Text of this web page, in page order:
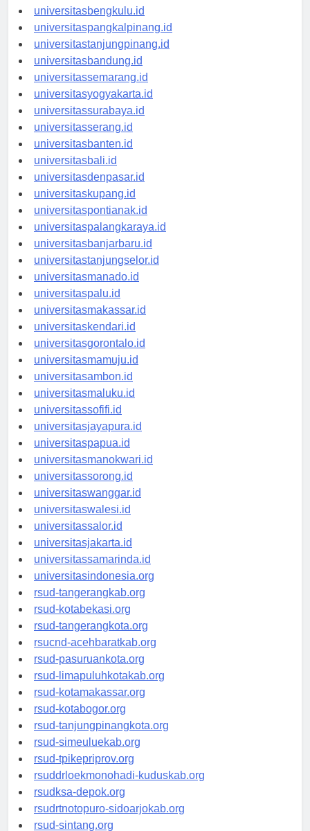
universitaspalembang.id
universitasbengkulu.id
universitaspangkalpinang.id
universitastanjungpinang.id
universitasbandung.id
universitassemarang.id
universitasyogyakarta.id
universitassurabaya.id
universitasserang.id
universitasbanten.id
universitasbali.id
universitasdenpasar.id
universitaskupang.id
universitaspontianak.id
universitaspalangkaraya.id
universitasbanjarbaru.id
universitastanjungselor.id
universitasmanado.id
universitaspalu.id
universitasmakassar.id
universitaskendari.id
universitasgorontalo.id
universitasmamuju.id
universitasambon.id
universitasmaluku.id
universitassofifi.id
universitasjayapura.id
universitaspapua.id
universitasmanokwari.id
universitassorong.id
universitaswanggar.id
universitaswalesi.id
universitassalor.id
universitasjakarta.id
universitassamarinda.id
universitasindonesia.org
rsud-tangerangkab.org
rsud-kotabekasi.org
rsud-tangerangkota.org
rsucnd-acehbaratkab.org
rsud-pasuruankota.org
rsud-limapuluhkotakab.org
rsud-kotamakassar.org
rsud-kotabogor.org
rsud-tanjungpinangkota.org
rsud-simeuluekab.org
rsud-tpikepriprov.org
rsuddrloekmonohadi-kuduskab.org
rsudksa-depok.org
rsudrtnotopuro-sidoarjokab.org